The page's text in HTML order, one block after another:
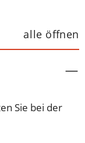
alle öffnen
Sie bei der